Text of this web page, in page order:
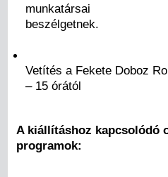
munkatársai
beszélgetnek.
Vetítés a Fekete Doboz
– 15 órától
A kiállításhoz kapcsolódó
programok: